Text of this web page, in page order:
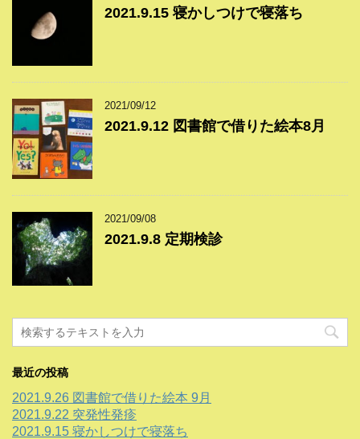
2021.9.15 寝かしつけで寝落ち
2021/09/12
2021.9.12 図書館で借りた絵本8月
2021/09/08
2021.9.8 定期検診
最近の投稿
2021.9.26 図書館で借りた絵本 9月
2021.9.22 突発性発疹
2021.9.15 寝かしつけで寝落ち